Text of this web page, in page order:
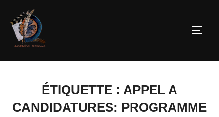
ÉTIQUETTE : APPEL A
CANDIDATURES: PROGRAMME